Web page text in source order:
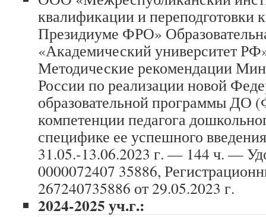
квалификации и переподготовки
Президиуме ФРО»
«Академический университет
Методические рекомендации
России по реализации новой
образовательной программы
компетенции педагога
специфике ее успешного
31.05.-13.06.2023 г. — 144 ч. —
0000072407 35886,
267240735886 от 29.05.2023 г.
2024-2025 уч.г.: